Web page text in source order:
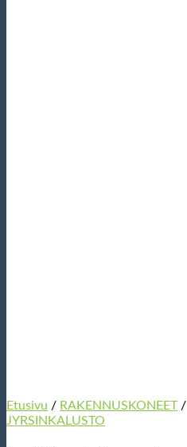
Etusivu / RAKENNUSKONEET /
JYRSINKALUSTO